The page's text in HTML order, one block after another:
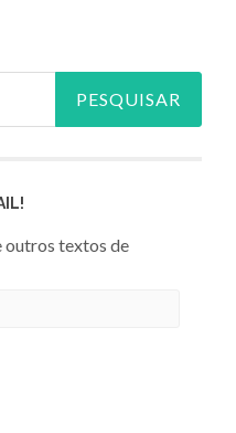
outros textos de